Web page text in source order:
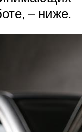
– ниже.